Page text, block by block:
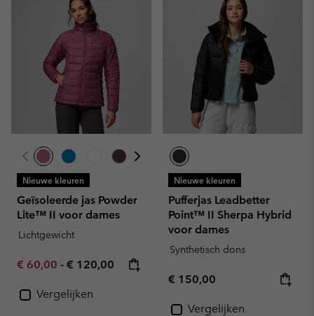
Nieuwe kleuren
Geïsoleerde jas Powder
Lite™ II voor dames
Lichtgewicht
Minimum sale price:
€ 60,00 - Maximum price:
€ 120,00
Vergelijken
Nieuwe kleuren
Pufferjas Leadbetter
Point™ II Sherpa Hybrid
voor dames
Synthetisch dons
Regular price:
€ 150,00
Vergelijken